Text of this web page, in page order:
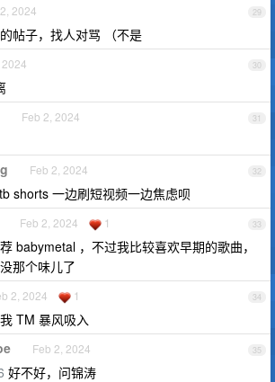
29
2024
帖子，找人对骂 （不是
30
31
Feb 2, 2024
32
Feb 2, 2024
shorts 一边刷短视频一边焦虑呗
33
Feb 2, 2024 1
babymetal ，不过我比较喜欢早期的歌曲，
那个味儿了
34
2, 2024 1
TM 暴风吸入
35
Feb 2, 2024
好不好，问锦涛